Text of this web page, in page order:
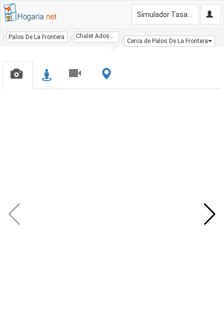
Palos De La Frontera Chalet Adosado
Cerca de Palos De La Frontera